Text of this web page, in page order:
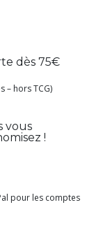
dès 75€
– hors TCG)
vous
!
pour les comptes